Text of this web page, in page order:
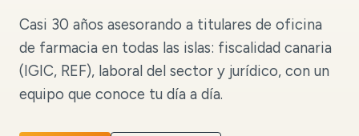
Casi 30 años asesorando a titulares de oficina
de farmacia en todas las islas: fiscalidad canaria
(IGIC, REF), laboral del sector y jurídico, con un
equipo que conoce tu día a día.